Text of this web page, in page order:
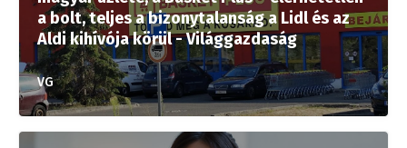
a bolt, teljes a bizonytalanság a Lidl és az
Aldi kihívója körül - Világgazdaság
VG